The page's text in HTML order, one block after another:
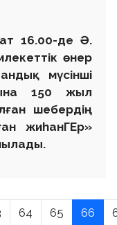
16.00-де Ә.
өнер
мүсінші
150 жыл
шебердің
жиһанГЕр»
64 65 66